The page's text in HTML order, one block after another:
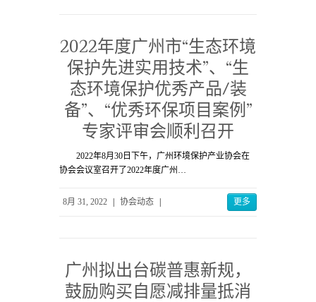
2022年度广州市“生态环境
保护先进实用技术”、“生
态环境保护优秀产品/装
备”、“优秀环保项目案例”
专家评审会顺利召开
2022年8月30日下午，广州环境保护产业协会在
协会会议室召开了2022年度广州…
8月 31, 2022 协会动态 更多
广州拟出台碳普惠新规，
鼓励购买自愿减排量抵消